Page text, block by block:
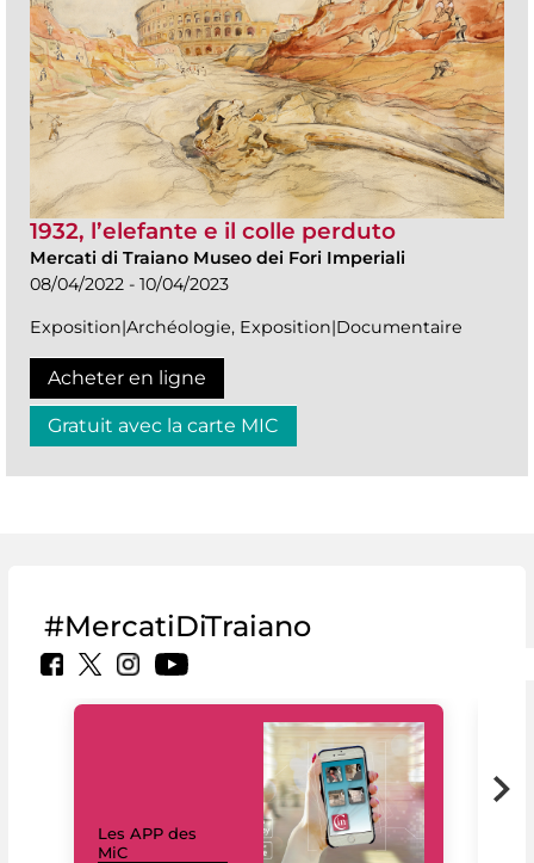
1932, l’elefante e il colle perduto
Mercati di Traiano Museo dei Fori Imperiali
08/04/2022 - 10/04/2023
Exposition|Archéologie, Exposition|Documentaire
Acheter en ligne
Gratuit avec la carte MIC
#MercatiDiTraiano
Les APP des
MiC